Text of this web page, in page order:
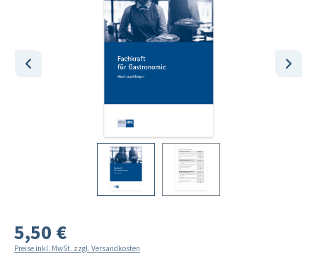
5,50 €
Preise inkl. MwSt. zzgl. Versandkosten